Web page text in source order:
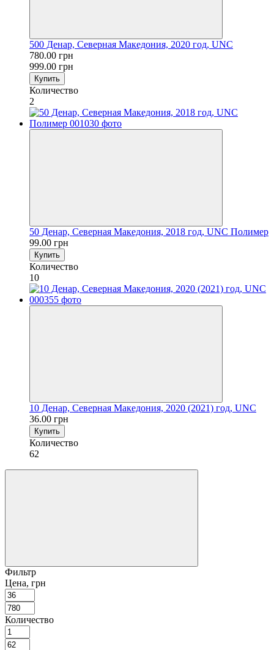
500 Денар, Северная Македония, 2020 год, UNC
780.00 грн
999.00 грн
Купить
Количество
2
50 Денар, Северная Македония, 2018 год, UNC Полимер
99.00 грн
Купить
Количество
10
10 Денар, Северная Македония, 2020 (2021) год, UNC
36.00 грн
Купить
Количество
62
Фильтр
Цена, грн
Количество